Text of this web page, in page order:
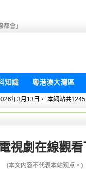
會」
知識 粵港澳大灣區
年3月13日， 本網站共
視劇在線觀
(本文内容不代表本站观点。)